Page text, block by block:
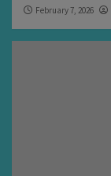
February 7, 2026